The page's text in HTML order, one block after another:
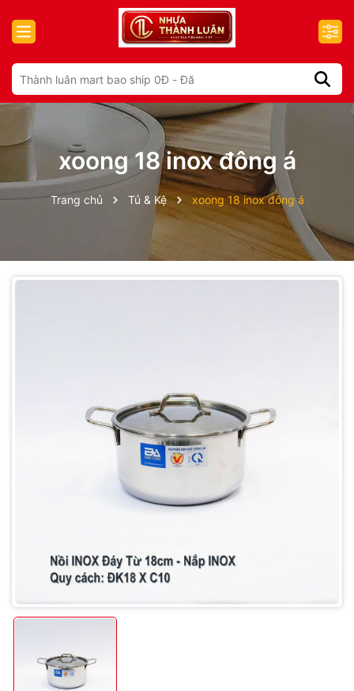
xoong 18 inox đông á
Trang chủ Tủ & Kệ xoong 18 inox đông á